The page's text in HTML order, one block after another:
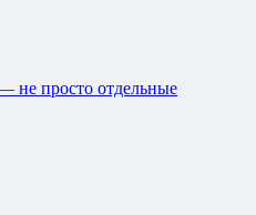
не просто отдельные